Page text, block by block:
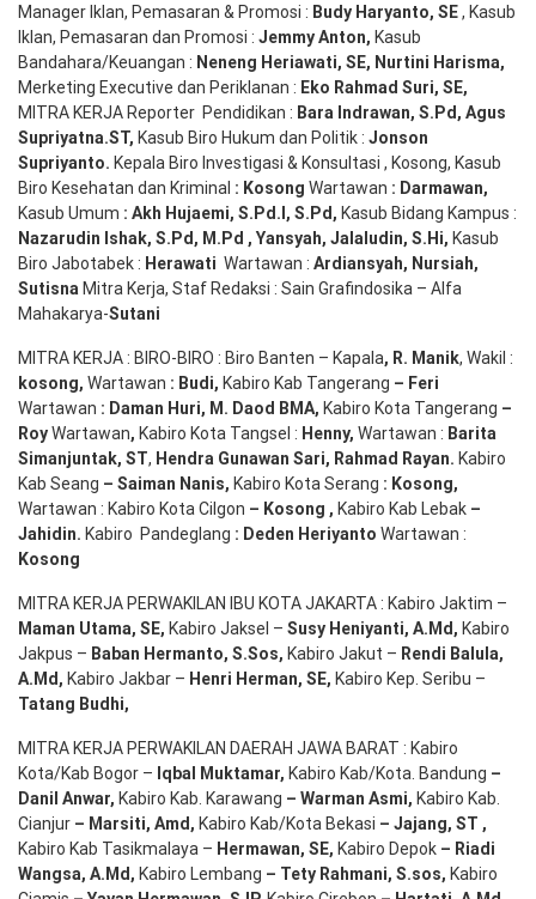
Manager Iklan, Pemasaran & Promosi : Budy Haryanto, SE, Kasub
Iklan, Pemasaran dan Promosi : Jemmy Anton, Kasub
Bandahara/Keuangan : Neneng Heriawati, SE, Nurtini Harisma,
Merketing Executive dan Periklanan : Eko Rahmad Suri, SE,
MITRA KERJA Reporter Pendidikan : Bara Indrawan, S.Pd, Agus
Supriyatna.ST, Kasub Biro Hukum dan Politik : Jonson
Supriyanto. Kepala Biro Investigasi & Konsultasi , Kosong, Kasub
Biro Kesehatan dan Kriminal : Kosong Wartawan : Darmawan,
Kasub Umum : Akh Hujaemi, S.Pd.I, S.Pd, Kasub Bidang Kampus :
Nazarudin Ishak, S.Pd, M.Pd , Yansyah, Jalaludin, S.Hi, Kasub
Biro Jabotabek : Herawati Wartawan : Ardiansyah, Nursiah,
Sutisna Mitra Kerja, Staf Redaksi : Sain Grafindosika – Alfa
Mahakarya-Sutani
MITRA KERJA : BIRO-BIRO : Biro Banten – Kapala, R. Manik, Wakil :
kosong, Wartawan : Budi, Kabiro Kab Tangerang – Feri
Wartawan : Daman Huri, M. Daod BMA, Kabiro Kota Tangerang –
RoyWartawan, Kabiro Kota Tangsel : Henny, Wartawan : Barita
Simanjuntak, ST, Hendra Gunawan Sari, Rahmad Rayan. Kabiro
Kab Seang – Saiman Nanis, Kabiro Kota Serang : Kosong,
Wartawan : Kabiro Kota Cilgon – Kosong , Kabiro Kab Lebak –
Jahidin. Kabiro Pandeglang : Deden Heriyanto Wartawan :
Kosong
MITRA KERJA PERWAKILAN IBU KOTA JAKARTA : Kabiro Jaktim –
Maman Utama, SE, Kabiro Jaksel – Susy Heniyanti, A.Md, Kabiro
Jakpus – Baban Hermanto, S.Sos, Kabiro Jakut – Rendi Balula,
A.Md, Kabiro Jakbar – Henri Herman, SE, Kabiro Kep. Seribu –
Tatang Budhi,
MITRA KERJA PERWAKILAN DAERAH JAWA BARAT : Kabiro
Kota/Kab Bogor – Iqbal Muktamar, Kabiro Kab/Kota. Bandung –
Danil Anwar, Kabiro Kab. Karawang – Warman Asmi, Kabiro Kab.
Cianjur – Marsiti, Amd, Kabiro Kab/Kota Bekasi – Jajang, ST ,
Kabiro Kab Tasikmalaya – Hermawan, SE, Kabiro Depok – Riadi
Wangsa, A.Md, Kabiro Lembang – Tety Rahmani, S.sos, Kabiro